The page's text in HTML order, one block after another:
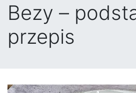
Bezy –
przepis